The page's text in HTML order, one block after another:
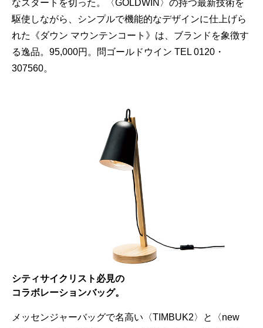
なスタートを切った。〈GOLDWIN〉の持つ最新技術を
駆使しながら、シンプルで機能的なデザインに仕上げら
れた《ダウン マウンテンコート》は、ブランドを象徴す
る逸品。95,000円。問ゴールドウイン TEL 0120・
307560。
シティサイクリスト必見の
コラボレーションバッグ。
メッセンジャーバッグで名高い〈TIMBUK2〉と〈new